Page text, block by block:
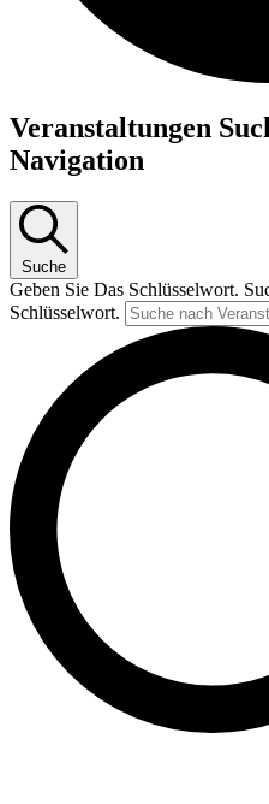
Veranstaltungen
Navigation
Suche
Geben Sie Das Schlüsselwort.
Schlüsselwort.